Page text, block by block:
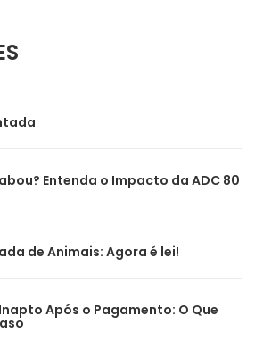
Entenda o Impacto da ADC 80
de Animais: Agora é lei!
Após o Pagamento: O Que